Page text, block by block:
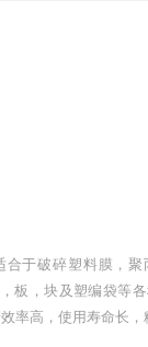
于破碎塑料膜，聚
板，块及塑编袋等
率高，使用寿命长